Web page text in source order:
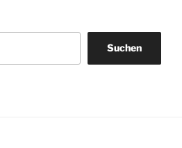
Suchen